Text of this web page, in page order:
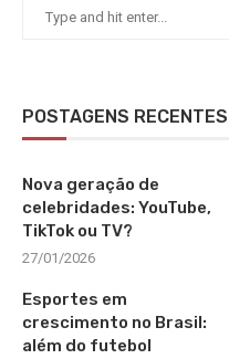
POSTAGENS RECENTES
Nova geração de
celebridades: YouTube,
TikTok ou TV?
27/01/2026
Esportes em
crescimento no Brasil:
além do futebol